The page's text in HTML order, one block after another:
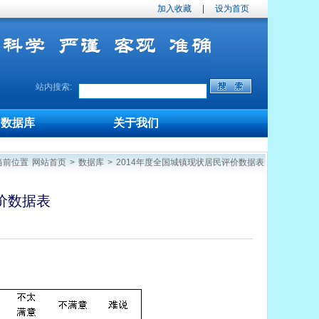
加入收藏 设为首页
站内搜索:
数据库 关于我们
前位置 网站首页 > 数据库 > 2014年度全国城镇现状居民评价数据表
数据表